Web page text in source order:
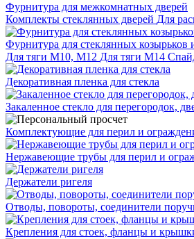
Фурнитура для межкомнатных дверей
Комплекты стеклянных дверей Для
Фурнитура для стеклянных козырьков
Для тяги М10, М12 Для тяги М14
Декоративная пленка для стекла
Закаленное стекло для перегородок,
Комплектующие для перил и
Нержавеющие трубы для перил и
Держатели ригеля
Отводы, повороты, соединители
Крепления для стоек, фланцы и